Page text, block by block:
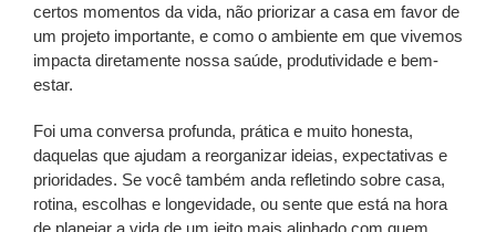
certos momentos da vida, não priorizar a casa em favor de
um projeto importante, e como o ambiente em que vivemos
impacta diretamente nossa saúde, produtividade e bem-
estar.
Foi uma conversa profunda, prática e muito honesta,
daquelas que ajudam a reorganizar ideias, expectativas e
prioridades. Se você também anda refletindo sobre casa,
rotina, escolhas e longevidade, ou sente que está na hora
de planejar a vida de um jeito mais alinhado com quem